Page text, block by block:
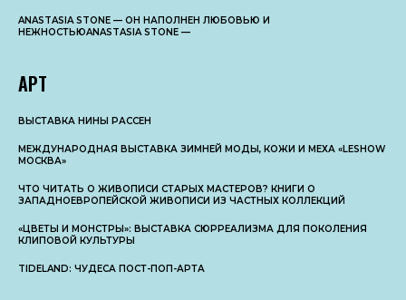
ANASTASIA STONE — ОН НАПОЛНЕН ЛЮБОВЬЮ И
НЕЖНОСТЬЮANASTASIA STONE —
АРТ
ВЫСТАВКА НИНЫ РАССЕН
МЕЖДУНАРОДНАЯ ВЫСТАВКА ЗИМНЕЙ МОДЫ, КОЖИ И МЕХА «LESHOW
МОСКВА»
ЧТО ЧИТАТЬ О ЖИВОПИСИ СТАРЫХ МАСТЕРОВ? КНИГИ О
ЗАПАДНОЕВРОПЕЙСКОЙ ЖИВОПИСИ ИЗ ЧАСТНЫХ КОЛЛЕКЦИЙ
«ЦВЕТЫ И МОНСТРЫ»: ВЫСТАВКА СЮРРЕАЛИЗМА ДЛЯ ПОКОЛЕНИЯ
КЛИПОВОЙ КУЛЬТУРЫ
TIDELAND: ЧУДЕСА ПОСТ-ПОП-АРТА